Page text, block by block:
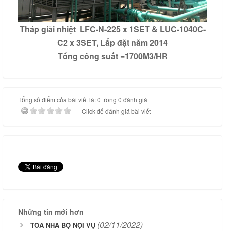
Tháp giải nhiệt LFC-N-225 x 1SET & LUC-1040C-
C2x 3SET, Lắp đặt năm 2014
Tổng công suất =1700M3/HR
Tổng số điểm của bài viết là: 0 trong 0 đánh giá
Click để đánh giá bài viết
Những tin mới hơn
TÒA NHÀ BỘ NỘI VỤ (02/11/2022)